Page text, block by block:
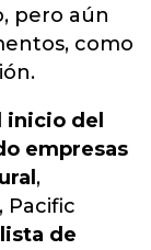
pero aún
como
inicio del
empresas
,
Pacific
lista de